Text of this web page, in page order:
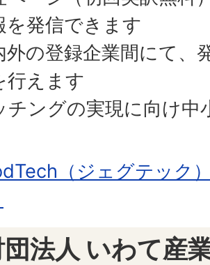
を発信できます
外の登録企業間にて、
行えます
チングの実現に向け中
（ジェグテック
法人 いわて産